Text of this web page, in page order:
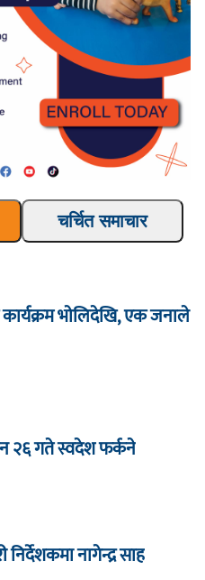
चर्चित समाचार
कार्यक्रम भाेलिदेखि, एक जनाले
२६ गते स्वदेश फर्कने
नागेन्द्र साह